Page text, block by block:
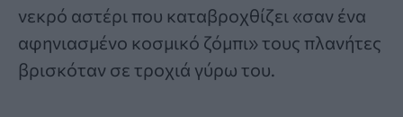
νεκρό αστέρι που καταβροχθίζει «σαν ένα
αφηνιασμένο κοσμικό ζόμπι» τους πλανήτες
βρισκόταν σε τροχιά γύρω του.